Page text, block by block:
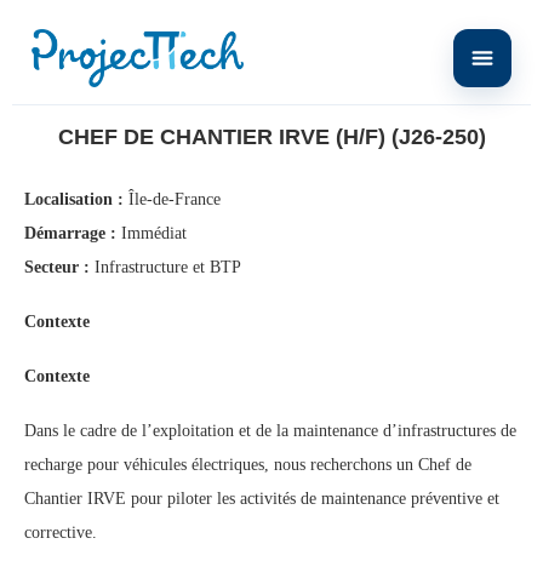
CHEF DE CHANTIER IRVE (H/F) (J26-250)
Localisation : Île-de-France
Démarrage : Immédiat
Secteur : Infrastructure et BTP
Contexte
Contexte
Dans le cadre de l’exploitation et de la maintenance d’infrastructures de
recharge pour véhicules électriques, nous recherchons un Chef de
Chantier IRVE pour piloter les activités de maintenance préventive et
corrective.